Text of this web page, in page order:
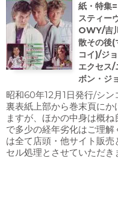
紙・特集
スティー
OWY/吉
散その後(
コイ)/ジ
エクセス/
ボン・ジ
昭和60年12月1日発行/シ
裏表紙上部から巻末頁にか
ますが、ほかの中身は概
で多少の経年劣化はご理
は全て店頭・他サイト販
セル処理とさせていただき